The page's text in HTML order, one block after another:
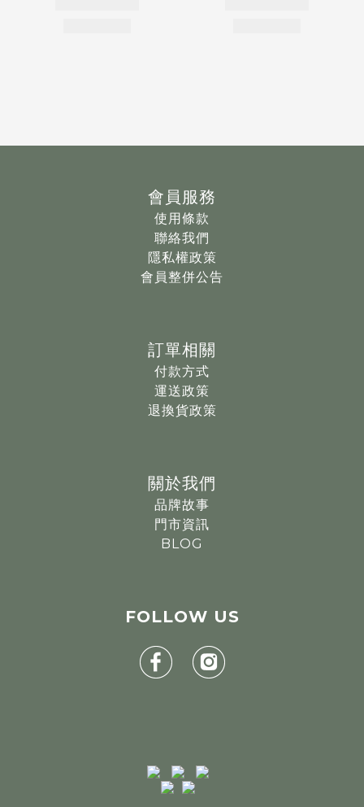
會員服務
使用條款
聯絡我們
隱私權政策
會員整併公告
訂單相關
付款方式
運送政策
退換貨政策
關於我們
品牌故事
門市資訊
BLOG
FOLLOW US